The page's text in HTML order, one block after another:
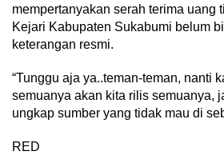
mempertanyakan serah terima uang
Kejari Kabupaten Sukabumi belum
keterangan resmi.
“Tunggu aja ya..teman-teman, nanti
semuanya akan kita rilis semuanya,
ungkap sumber yang tidak mau di
RED